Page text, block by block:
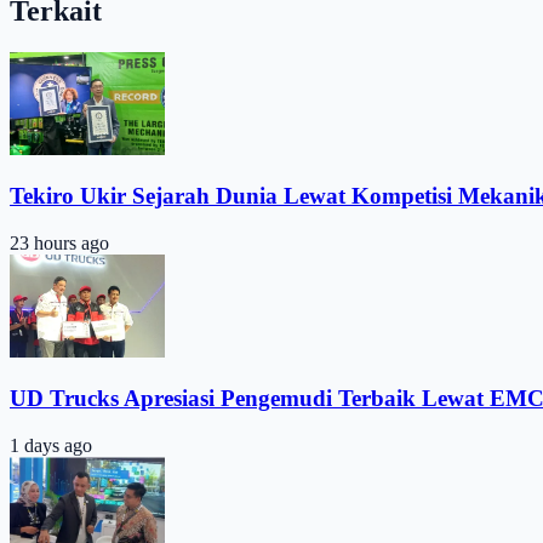
Terkait
Tekiro Ukir Sejarah Dunia Lewat Kompetisi
23 hours ago
UD Trucks Apresiasi Pengemudi Terbaik Lewat
1 days ago